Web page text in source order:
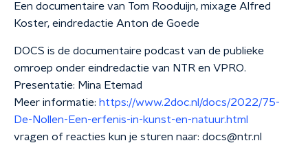
Een documentaire van Tom Rooduijn, mixage Alfred
Koster, eindredactie Anton de Goede
DOCS is de documentaire podcast van de publieke
omroep onder eindredactie van NTR en VPRO.
Presentatie: Mina Etemad
Meer informatie: https://www.2doc.nl/docs/2022/75-
De-Nollen-Een-erfenis-in-kunst-en-natuur.html
vragen of reacties kun je sturen naar: docs@ntr.nl